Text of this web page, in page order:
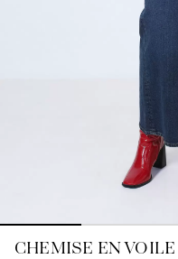
En ligne avec les
CHEMISE EN